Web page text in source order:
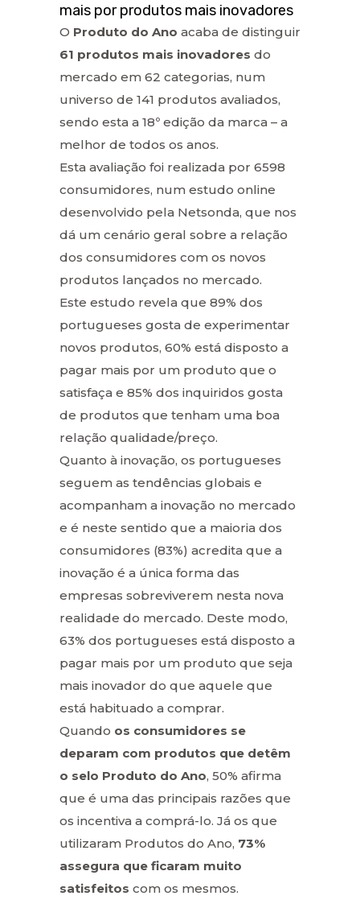
mais por produtos mais inovadores
O Produto do Ano acaba de distinguir
61 produtos mais inovadores do
mercado em 62 categorias, num
universo de 141 produtos avaliados,
sendo esta a 18º edição da marca – a
melhor de todos os anos.
Esta avaliação foi realizada por 6598
consumidores, num estudo online
desenvolvido pela Netsonda, que nos
dá um cenário geral sobre a relação
dos consumidores com os novos
produtos lançados no mercado.
Este estudo revela que 89% dos
portugueses gosta de experimentar
novos produtos, 60% está disposto a
pagar mais por um produto que o
satisfaça e 85% dos inquiridos gosta
de produtos que tenham uma boa
relação qualidade/preço.
Quanto à inovação, os portugueses
seguem as tendências globais e
acompanham a inovação no mercado
e é neste sentido que a maioria dos
consumidores (83%) acredita que a
inovação é a única forma das
empresas sobreviverem nesta nova
realidade do mercado. Deste modo,
63% dos portugueses está disposto a
pagar mais por um produto que seja
mais inovador do que aquele que
está habituado a comprar.
Quando os consumidores se
deparam com produtos que detêm
o selo Produto do Ano, 50% afirma
que é uma das principais razões que
os incentiva a comprá-lo. Já os que
utilizaram Produtos do Ano, 73%
assegura que ficaram muito
satisfeitos com os mesmos.